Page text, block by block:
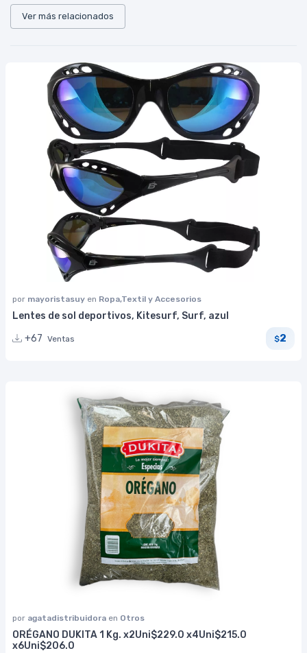
Ver más relacionados
por mayoristasuy en Ropa,Textil y Accesorios
Lentes de sol deportivos, Kitesurf, Surf, azul
+67 Ventas $2
por agatadistribuidora en Otros
ORÉGANO DUKITA 1 Kg. x2Uni$229.0 x4Uni$215.0
x6Uni$206.0